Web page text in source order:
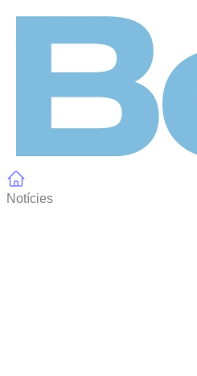
Notícies